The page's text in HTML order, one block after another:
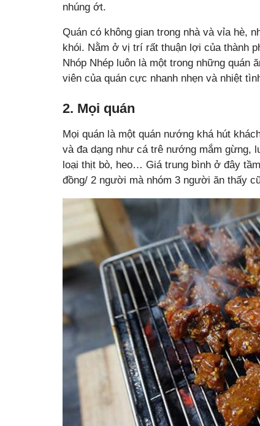
nhúng ớt.
Quán có không gian trong nhà và vỉa hè,
khói. Nằm ở vị trí rất thuận lợi của thành
Nhóp Nhép luôn là một trong những quán
viên của quán cực nhanh nhẹn và nhiệt
2. Mọi quán
Mọi quán là một quán nướng khá hút
và đa dạng như cá trê nướng mắm gừng,
loại thịt bò, heo… Giá trung bình ở đây
đồng/ 2 người mà nhóm 3 người ăn thấy